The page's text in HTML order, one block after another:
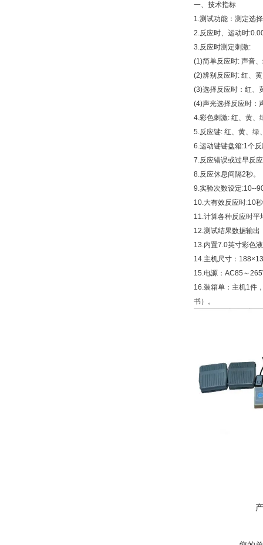
一、技术指标
1.测试功能：测定选
2.反应时、运动时
3.反应时测定刺激:
(1)简单反应时: 声音
(2)辨别反应时: 红、
(3)选择反应时：红、
(4)声光选择反应时：
4.彩色刺激: 红、黄、
5.反应键: 红、黄、绿
6.运动键键盘箱:1个
7.反应错误或过早反应
8.反应休息间隔2秒。
9.实验次数设定:10--
10.大有效反应时:10秒
11.计算各种反应时平
12.测试结果数据输出
13.内置7.0英寸彩色
14.主机尺寸：
15.电源： AC85 ～
16.装箱单：主机1件
书）。